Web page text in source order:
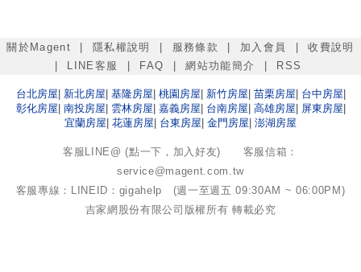
關於Magent 隱私權說明 服務條款 加入會員
收費說明
LINE客服 FAQ 網站功能簡介 RSS
台北房屋 新北房屋 基隆房屋 桃園 房屋 新竹房屋 苗栗房屋 台中房屋
彰化房屋 南投房屋 雲林房屋 嘉義房屋 台南房屋 高雄房屋 屏東房屋
宜蘭房屋 花蓮房屋 台東房屋 金門 房屋 澎湖房屋
客服LINE@ (點一下，加入好友) 客服信箱：
service@magent.com.tw
客服專線：LINEID：gigahelp (週一至週五 09:30AM ~ 06:00PM)
吉家網股份有限公司 版權所有 轉載必究